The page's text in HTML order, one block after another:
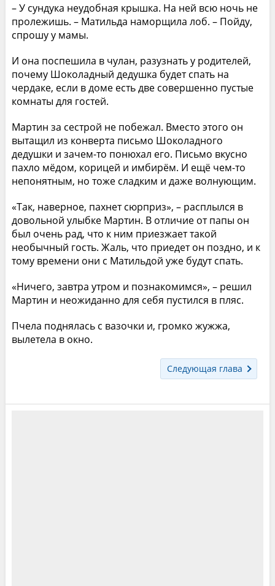
– У сундука неудобная крышка. На ней всю ночь не
пролежишь. – Матильда наморщила лоб. – Пойду,
спрошу у мамы.
И она поспешила в чулан, разузнать у родителей,
почему Шоколадный дедушка будет спать на
чердаке, если в доме есть две совершенно пустые
комнаты для гостей.
Мартин за сестрой не побежал. Вместо этого он
вытащил из конверта письмо Шоколадного
дедушки и зачем-то понюхал его. Письмо вкусно
пахло мёдом, корицей и имбирём. И ещё чем-то
непонятным, но тоже сладким и даже волнующим.
«Так, наверное, пахнет сюрприз», – расплылся в
довольной улыбке Мартин. В отличие от папы он
был очень рад, что к ним приезжает такой
необычный гость. Жаль, что приедет он поздно, и к
тому времени они с Матильдой уже будут спать.
«Ничего, завтра утром и познакомимся», – решил
Мартин и неожиданно для себя пустился в пляс.
Пчела поднялась с вазочки и, громко жужжа,
вылетела в окно.
Следующая глава